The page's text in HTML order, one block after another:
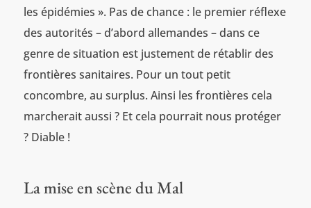
les épidémies ». Pas de chance : le premier réflexe
des autorités – d’abord allemandes – dans ce
genre de situation est justement de rétablir des
frontières sanitaires. Pour un tout petit
concombre, au surplus. Ainsi les frontières cela
marcherait aussi ? Et cela pourrait nous protéger
? Diable !
La mise en scène du Mal